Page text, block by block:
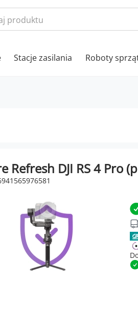
Stacje zasilania Roboty
Refresh DJI RS 4 Pro